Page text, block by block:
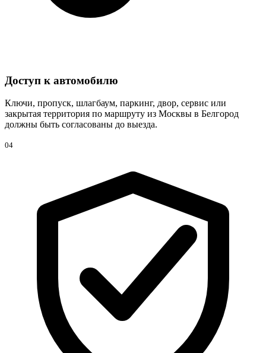
Доступ к автомобилю
Ключи, пропуск, шлагбаум, паркинг, двор, сервис или
закрытая территория по маршруту из Москвы в Белгород
должны быть согласованы до выезда.
04